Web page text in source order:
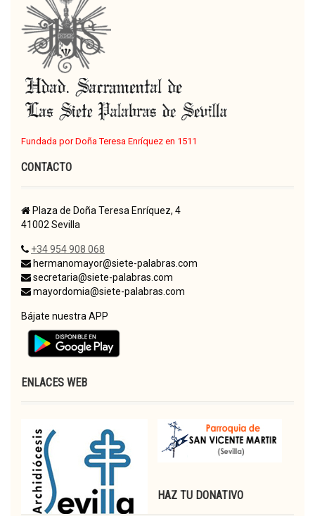
Fundada por Doña Teresa Enríquez en 1511
CONTACTO
Plaza de Doña Teresa Enríquez, 4
41002 Sevilla
+34 954 908 068
hermanomayor@siete-palabras.com
secretaria@siete-palabras.com
mayordomia@siete-palabras.com
Bájate nuestra APP
ENLACES WEB
HAZ TU DONATIVO